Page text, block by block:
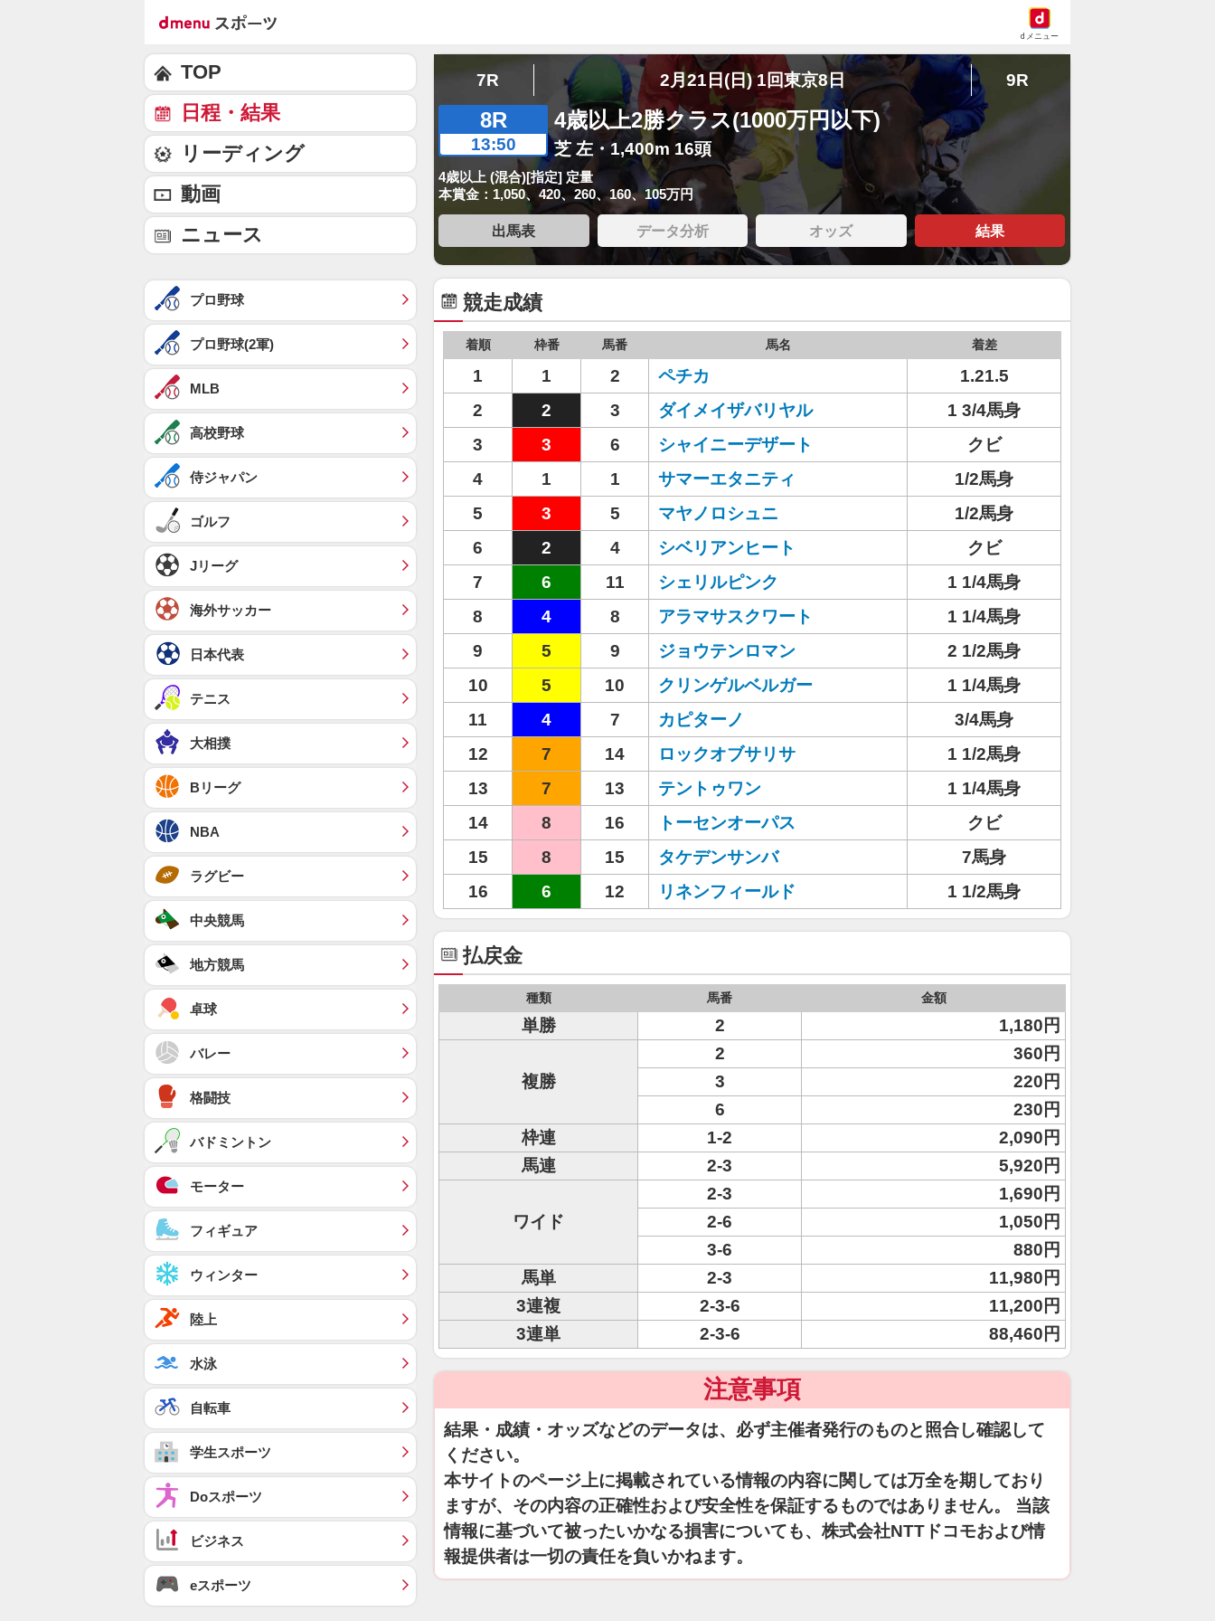
dメニュー
7R 2月21日(日) 1回東京8日 9R
8R
13:50
4歳以上2勝クラス(1000万円以下)
芝 左・1,400m 16頭
4歳以上 (混合)[指定] 定量
本賞金：1,050、420、260、160、105万円
出馬表 データ分析 オッズ 結果
競走成績
着順 枠番 馬番 馬名 着差
1 1 2 ペチカ
1.21.5
2
2 3 ダイメイザバリヤル
1 3/4馬身
3
3 6 シャイニーデザート
クビ
4
1 1 サマーエタニティ
1/2馬身
5
3 5 マヤノロシュニ
1/2馬身
6
2 4 シベリアンヒート
クビ
7
6 11 シェリルピンク
1 1/4馬身
8
4 8 アラマサスクワート
1 1/4馬身
9
5 9 ジョウテンロマン
2 1/2馬身
10
5 10 クリンゲルベルガー
1 1/4馬身
11
4 7 カピターノ
3/4馬身
12
7 14 ロックオブサリサ
1 1/2馬身
13
7 13 テントゥワン
1 1/4馬身
14
8 16 トーセンオーパス
クビ
15
8 15 タケデンサンバ
7馬身
16
6 12 リネンフィールド 1 1/2馬身
払戻金
種類 馬番 金額
単勝 2 1,180円
複勝
2
360円
3
220円
6
230円
枠連
1-2
2,090円
馬連
2-3 5,920円
ワイド
2-3
1,690円
2-6
1,050円
3-6
880円
馬単
2-3
11,980円
3連複
2-3-6
11,200円
3連単
2-3-6 88,460円
注意事項
結果・成績・オッズなどのデータは、必ず主催者発行のものと照合し確認して
ください。
本サイトのページ上に掲載されている情報の内容に関しては万全を期しており
ますが、その内容の正確性および安全性を保証するものではありません。 当該
情報に基づいて被ったいかなる損害についても、株式会社NTTドコモおよび情
報提供者は一切の責任を負いかねます。
TOP
日程・結果
リーディング
動画
ニュース
プロ野球
プロ野球(2軍)
MLB
高校野球
侍ジャパン
ゴルフ
Jリーグ
海外サッカー
日本代表
テニス
大相撲
Bリーグ
NBA
ラグビー
中央競馬
地方競馬
卓球
バレー
格闘技
バドミントン
モーター
フィギュア
ウィンター
陸上
水泳
自転車
学生スポーツ
Doスポーツ
ビジネス
eスポーツ